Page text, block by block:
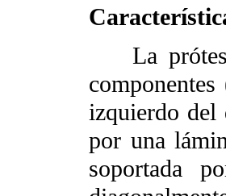
La
izquierdo del
por una
soportada